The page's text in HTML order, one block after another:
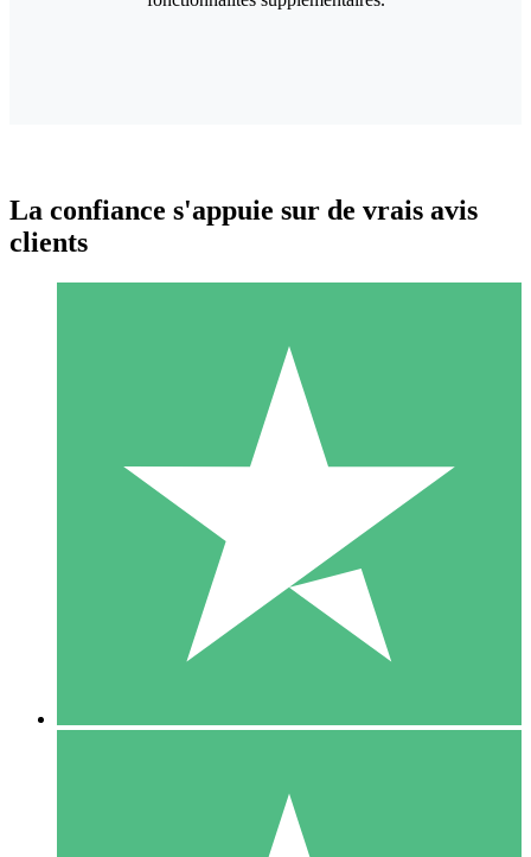
Packs de Crédits Individuels
Payez à l'utilisation avec des crédits de téléchargement. Sans
1 Téléchargement
10 00
10 Téléchargements
20 00
La confiance s'appuie sur de vrais avis
clients